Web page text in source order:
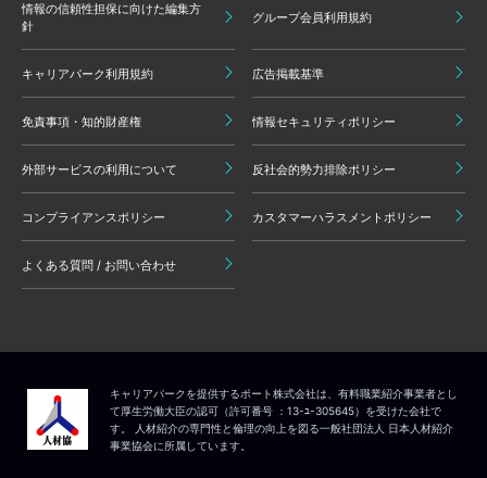
情報の信頼性担保に向けた編集方
針
グループ会員利用規約
キャリアパーク利用規約 広告掲載基準
免責事項・知的財産権 情報セキュリティポリシー
外部サービスの利用について 反社会的勢力排除ポリシー
コンプライアンスポリシー カスタマーハラスメントポリシー
よくある質問 / お問い合わせ